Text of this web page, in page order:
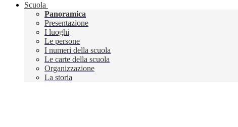
Scuola
Panoramica
Presentazione
I luoghi
Le persone
I numeri della scuola
Le carte della scuola
Organizzazione
La storia